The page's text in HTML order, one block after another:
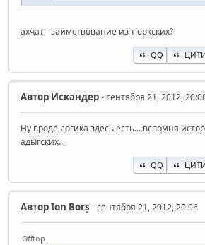
ахҷаҭ - заимствование из тюркских?
QQ
Автор Искандер- сентября 21, 2012,
Ну вроде логика здесь есть... вспомня
адыгских...
QQ
АвторIon Borș - сентября 21, 2012, 20:06
Offtop